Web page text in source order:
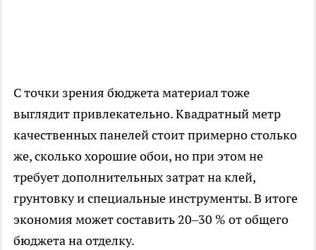
С точки зрения бюджета материал тоже
выглядит привлекательно. Квадратный метр
качественных панелей стоит примерно столько
же, сколько хорошие обои, но при этом не
требует дополнительных затрат на клей,
грунтовку и специальные инструменты. В итоге
экономия может составить 20–30 % от общего
бюджета на отделку.